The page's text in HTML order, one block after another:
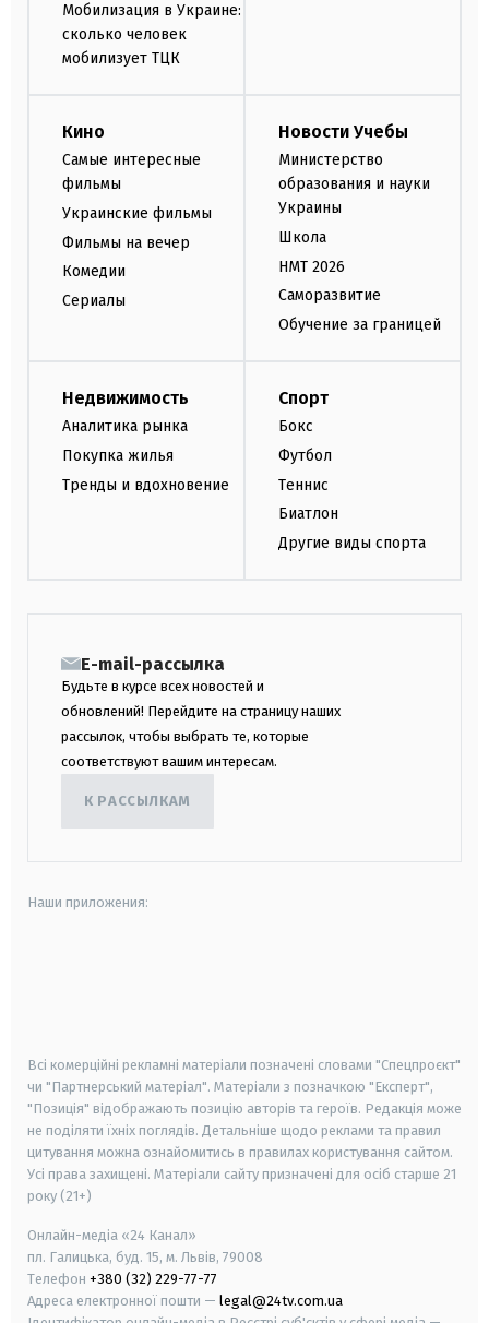
Мобилизация в Украине:
сколько человек
мобилизует ТЦК
Кино
Самые интересные
фильмы
Украинские фильмы
Фильмы на вечер
Комедии
Сериалы
Новости Учебы
Министерство
образования и науки
Украины
Школа
НМТ 2026
Саморазвитие
Обучение за границей
Недвижимость
Аналитика рынка
Покупка жилья
Тренды и вдохновение
Спорт
Бокс
Футбол
Теннис
Биатлон
Другие виды спорта
E-mail-рассылка
Будьте в курсе всех новостей и
обновлений! Перейдите на страницу наших
рассылок, чтобы выбрать те, которые
соответствуют вашим интересам.
К РАССЫЛКАМ
Наши приложения:
Всі комерційні рекламні матеріали позначені словами "Спецпроєкт"
чи "Партнерський матеріал". Матеріали з позначкою "Експерт",
"Позиція" відображають позицію авторів та героїв. Редакція може
не поділяти їхніх поглядів. Детальніше щодо реклами та правил
цитування можна ознайомитись в правилах користування сайтом.
Усі права захищені. Матеріали сайту призначені для осіб старше 21
року (21+)
Онлайн-медіа «24 Канал»
пл. Галицька, буд. 15, м. Львів, 79008
Телефон +380 (32) 229-77-77
Адреса електронної пошти — legal@24tv.com.ua